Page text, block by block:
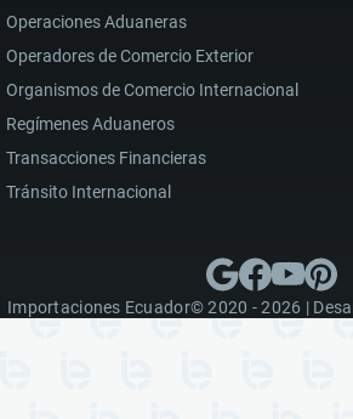
Operaciones Aduaneras
Operadores de Comercio Exterior
Organismos de Comercio Internacional
Regímenes Aduaneros
Transacciones Financieras
Tránsito Internacional
Importaciones Ecuador© 2020 - 2026 |